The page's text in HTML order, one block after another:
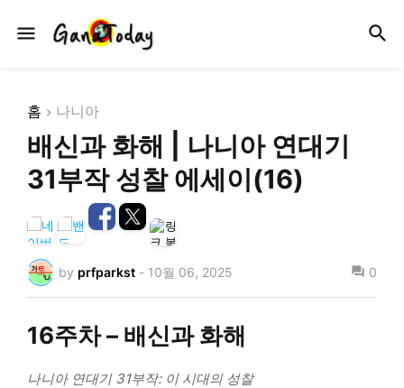
홈 나니아
배신과 화해 | 나니아 연대기
31부작 성찰 에세이(16)
by prfparkst - 10월 06, 2025 0
16주차 – 배신과 화해
나니아 연대기 31부작: 이 시대의 성찰